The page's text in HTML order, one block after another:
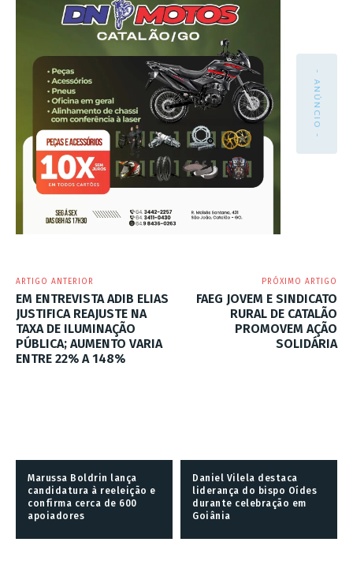
- ANÚNCIO -
ARTIGO ANTERIOR
EM ENTREVISTA ADIB ELIAS
JUSTIFICA REAJUSTE NA
TAXA DE ILUMINAÇÃO
PÚBLICA; AUMENTO VARIA
ENTRE 22% A 148%
PRÓXIMO ARTIGO
FAEG JOVEM E SINDICATO
RURAL DE CATALÃO
PROMOVEM AÇÃO
SOLIDÁRIA
Marussa Boldrin lança
candidatura à reeleição e
confirma cerca de 600
apoiadores
Daniel Vilela destaca
liderança do bispo Oídes
durante celebração em
Goiânia